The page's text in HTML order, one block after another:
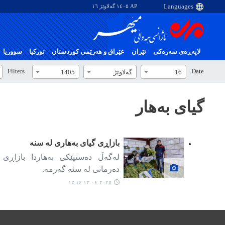
AP ١٤٠٥ گەلاوێژ ١٦
لاپەڕەی سەرەکی ئێران عێراق و هەرێمی کوردستان تورکیا سووریا
Date
16 گەلاوێژ 1405
Filters
گیای بەهار
بازاڕی گیای بەهاری لە سنە
لەگەڵ دەستپێکی بەهاردا
دەرمانی لە سنە گەرمە.
٢٠٢٥-٠٤-١٣ ١٢:١٤